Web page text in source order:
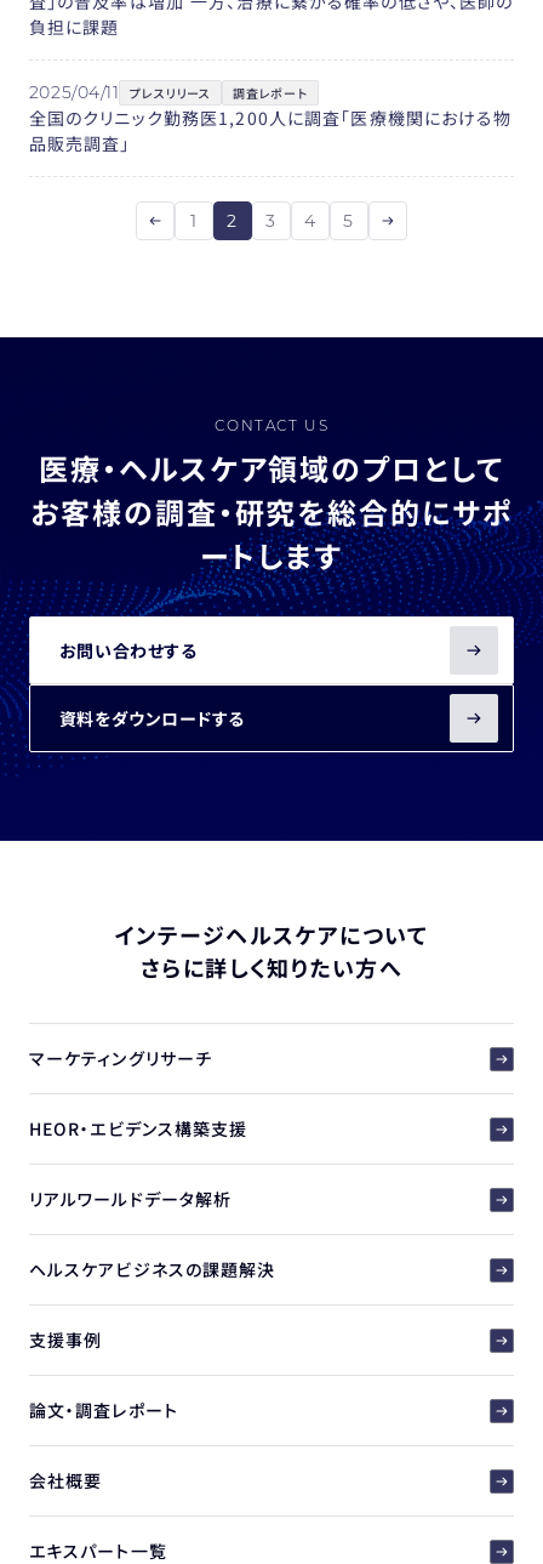
負担に課題
2025/04/11 プレスリリース 調査レポート
全国のクリニック勤務医1,200人に調査「医療機関における物
品販売調査」
1 2 3 4 5
CONTACT US
医療・ヘルスケア領域のプロとして
お客様の調査・研究を総合的にサポ
ートします
お問い合わせする
資料をダウンロードする
インテージヘルスケアについて
さらに詳しく知りたい方へ
マーケティングリサーチ
HEOR・エビデンス構築支援
リアルワールドデータ解析
ヘルスケアビジネスの課題解決
支援事例
論文・調査レポート
会社概要
エキスパート一覧